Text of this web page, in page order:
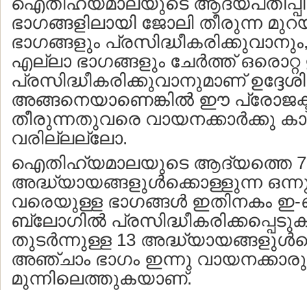
ഭാഗങ്ങളിലായി ജോലി തീരുന്ന
ഭാഗങ്ങളും
എല്ലാ ഭാഗങ്ങളും ചേര്‍ത്ത്
പ്രസിദ്ധീകരിക്കുവാനുമാണ്
അങ്ങനെയാണെങ്കില്‍ ഈ
തീരുന്നതുവരെ വായനക്കാര്‍ക്കു
വരില്ലല്ലോ.
ഐതിഹ്യമാലയുടെ ആദ്യത്തെ
അദ്ധ്യായങ്ങളുള്‍ക്കൊള്ളുന്ന
വരെയുള്ള ഭാഗങ്ങള്‍ ഇതിനകം
ബ്ലോഗില്‍
തുടര്‍ന്നുള്ള 13
അഞ്ചാം ഭാഗം ഇന്നു
മുന്നിലെത്തുകയാണ്.